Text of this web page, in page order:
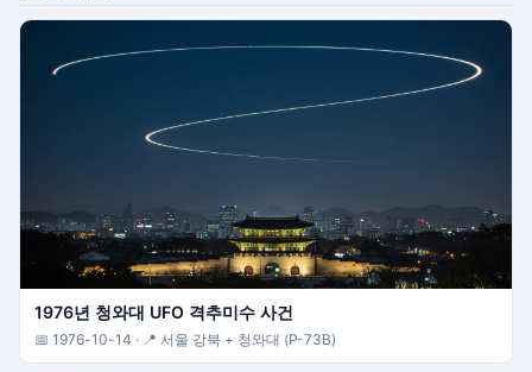
1976년 청와대 UFO 격추미수 사건
📅 1976-10-14 · 📍 서울 강북 + 청와대 (P-73B)